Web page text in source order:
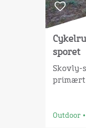
sporet
Skovly-
primært
Outdoor•